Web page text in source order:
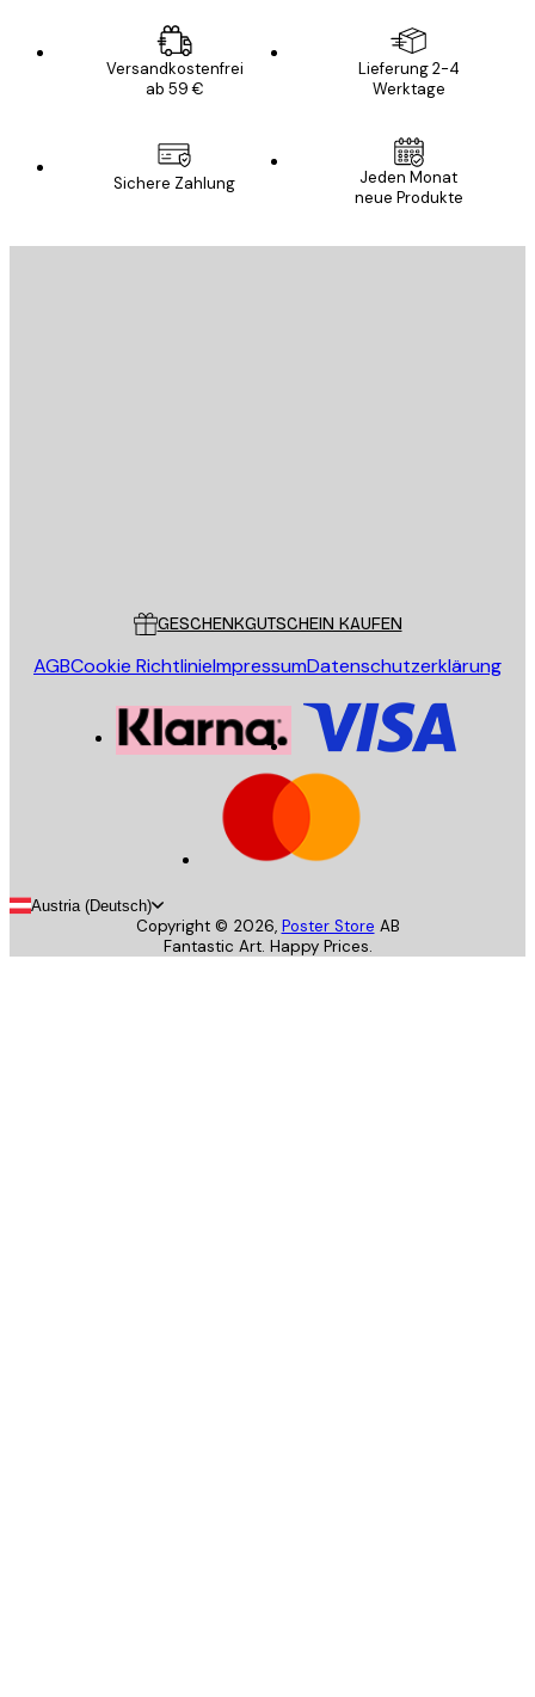
Versandkostenfrei
ab 59 €
Lieferung 2-4
Werktage
Sichere Zahlung
Jeden Monat
neue Produkte
GESCHENKGUTSCHEIN KAUFEN
AGBCookie RichtlinieImpressumDatenschutzerklärung
Austria (Deutsch)
Copyright © 2026, Poster Store AB
Fantastic Art. Happy Prices.